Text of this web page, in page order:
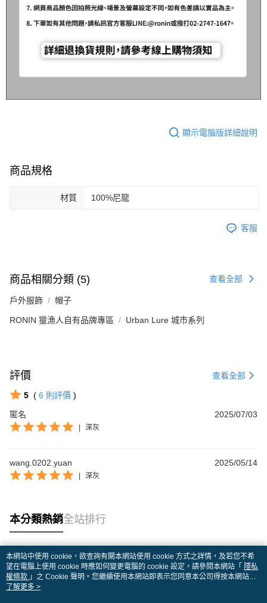
顯示電腦版詳細說明
商品規格
材質 100%尼龍
客服
商品相關分類 (5) 查看全部
戶外服飾 帽子
RONIN 獵漁人自有品牌專區 Urban Lure 城市系列
評價 查看全部
5 ( 6 則評價 )
匿名
2025/07/03
深灰
wang.0202.yuan 2025/05/14
深灰
本分類熱銷全站排行
熱門標籤
本網站中使用 cookie，欲查詢有關本網站使用 cookie 方式之詳情，及若您不希
望在電腦上使用 cookie 時應如何變更電腦的 cookie 設定，請參閱本網站「 隱私
權條款 」之 Cookie 聲明。您繼續使用本網站即表示您同意本公司得按本網站使
用條款之 Cookie 聲明使用 cookie。
了解更多 >